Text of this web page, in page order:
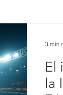
El
la
3 min